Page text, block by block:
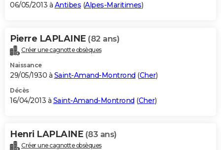
06/05/2013 à Antibes (Alpes-Maritimes)
Pierre LAPLAINE (82 ans)
Créer une cagnotte obsèques
Naissance
29/05/1930 à Saint-Amand-Montrond (Cher)
Décès
16/04/2013 à Saint-Amand-Montrond (Cher)
Henri LAPLAINE (83 ans)
Créer une cagnotte obsèques